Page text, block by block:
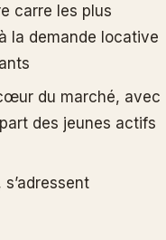
carre les plus
la demande locative
du marché, avec
des jeunes actifs